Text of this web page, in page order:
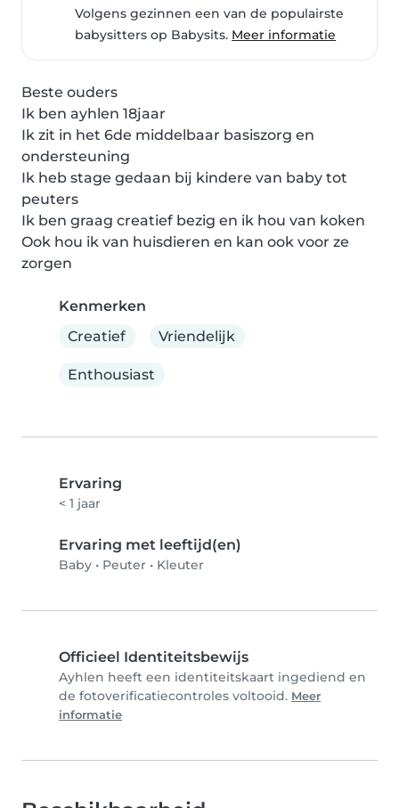
Volgens gezinnen een van de populairste
babysitters op Babysits. Meer informatie
Beste ouders
Ik ben ayhlen 18jaar
Ik zit in het 6de middelbaar basiszorg en
ondersteuning
Ik heb stage gedaan bij kindere van baby tot
peuters
Ik ben graag creatief bezig en ik hou van koken
Ook hou ik van huisdieren en kan ook voor ze
zorgen
Kenmerken
Creatief
Vriendelijk
Enthousiast
Ervaring
< 1 jaar
Ervaring met leeftijd(en)
Baby • Peuter • Kleuter
Officieel Identiteitsbewijs
Ayhlen heeft een identiteitskaart ingediend en
de fotoverificatiecontroles voltooid. Meer
informatie